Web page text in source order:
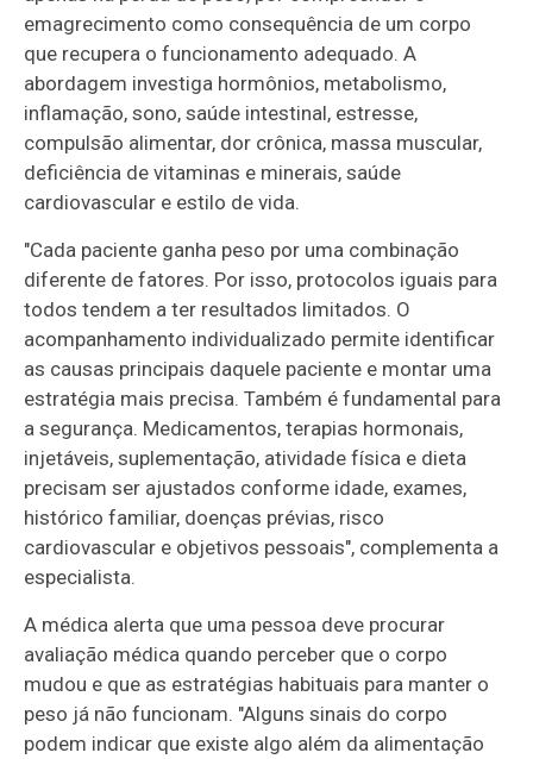
emagrecimento como consequência de um corpo
que recupera o funcionamento adequado. A
abordagem investiga hormônios, metabolismo,
inflamação, sono, saúde intestinal, estresse,
compulsão alimentar, dor crônica, massa muscular,
deficiência de vitaminas e minerais, saúde
cardiovascular e estilo de vida.
"Cada paciente ganha peso por uma combinação
diferente de fatores. Por isso, protocolos iguais para
todos tendem a ter resultados limitados. O
acompanhamento individualizado permite identificar
as causas principais daquele paciente e montar uma
estratégia mais precisa. Também é fundamental para
a segurança. Medicamentos, terapias hormonais,
injetáveis, suplementação, atividade física e dieta
precisam ser ajustados conforme idade, exames,
histórico familiar, doenças prévias, risco
cardiovascular e objetivos pessoais", complementa a
especialista.
A médica alerta que uma pessoa deve procurar
avaliação médica quando perceber que o corpo
mudou e que as estratégias habituais para manter o
peso já não funcionam. "Alguns sinais do corpo
podem indicar que existe algo além da alimentação